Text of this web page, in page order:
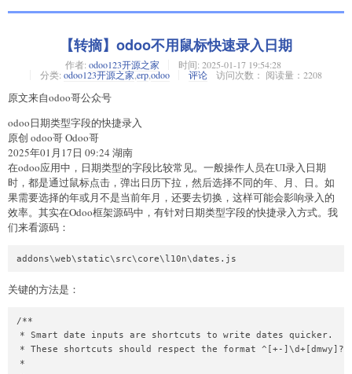
【转摘】odoo不用鼠标快速录入日期
作者: odoo123开源之家 时间: 2025-01-17 19:54:28
分类: odoo123开源之家,erp,odoo 评论 访问次数： 阅读量：2208
原文来自odoo哥公众号
odoo日期类型字段的快捷录入
原创 odoo哥 Odoo哥
2025年01月17日 09:24 湖南
在odoo应用中，日期类型的字段比较常见。一般操作人员在UI录入日期
时，都是通过鼠标点击，弹出日历下拉，然后选择不同的年、月、日。如
果需要选择的年或月不是当前年月，还要去切换，这样可能会影响录入的
效率。其实在Odoo框架源码中，有针对日期类型字段的快捷录入方式。我
们来看源码：
关键的方法是：
/**
* Smart date inputs are shortcuts to write dates quicker.
* These shortcuts should respect the format ^[+-]\d+[dmwy]?$
*